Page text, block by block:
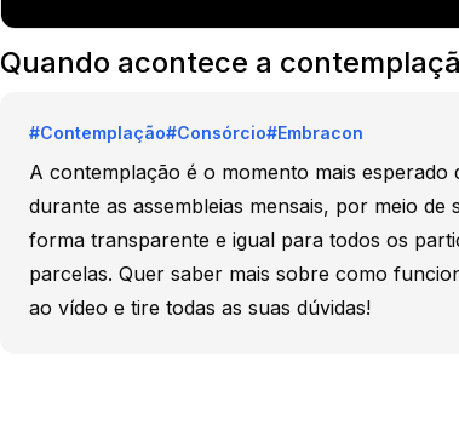
Quando acontece a
#Contemplação#Consórcio#Embracon
A contemplação é o momento mais esperado
durante as assembleias mensais, por meio de
forma transparente e igual para todos os
parcelas. Quer saber mais sobre como
ao vídeo e tire todas as suas dúvidas!